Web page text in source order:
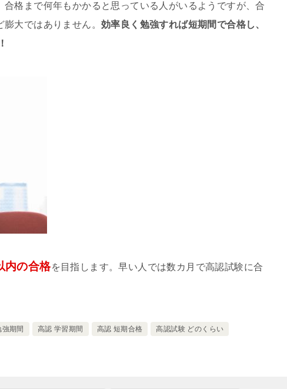
格まで何年もかかると思っている人がいるようですが、合
大ではありません。 効率良く勉強すれば短期間で合格し、
内の合格を目指します。早い人では数カ月で高認試験に合
期間 高認 学習期間 高認 短期合格 高認試験 どのくらい